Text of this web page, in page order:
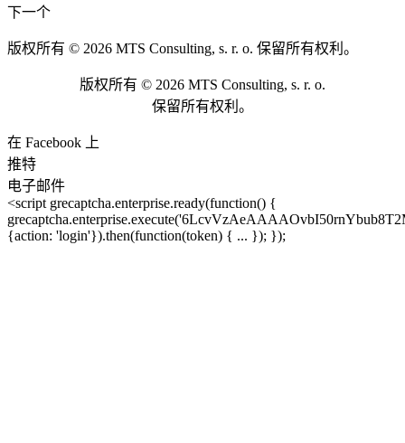
下一个
版权所有 © 2026 MTS Consulting, s. r. o. 保留所有权利。
版权所有 © 2026 MTS Consulting, s. r. o.
保留所有权利。
在 Facebook 上
推特
电子邮件
<script grecaptcha.enterprise.ready(function() {
{action: 'login'}).then(function(token) { ... }); });